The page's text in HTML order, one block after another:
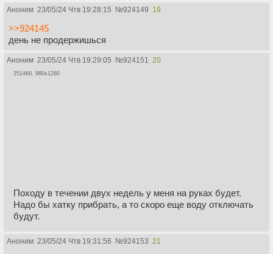
Аноним 23/05/24 Чтв 19:28:15 №924149 19
>>924145
день не продержишься
Аноним 23/05/24 Чтв 19:29:05 №924151 20
2514Кб, 960x1280
Походу в течении двух недель у меня на руках будет.
Надо бы хатку прибрать, а то скоро еще воду отключать
будут.
Аноним 23/05/24 Чтв 19:31:56 №924153 21